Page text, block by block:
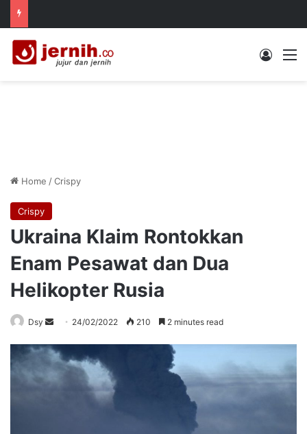
Log In
Home /Crispy
Crispy
Ukraina Klaim Rontokkan
Enam Pesawat dan Dua
Helikopter Rusia
Dsy
Send
email
24/02/2022 210 2 minutes read